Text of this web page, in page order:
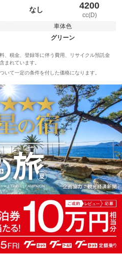
なし 4200
cc(D)
車体色
グリーン
、税金、登録等に伴う費用、リサイクル預託金
まれています。
いて一定の条件を付した価格になります。